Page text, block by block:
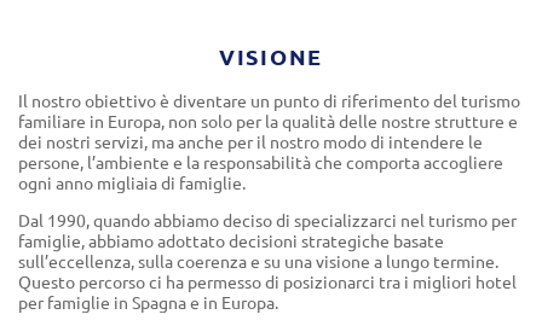
VISIONE
Il nostro obiettivo è diventare un punto di riferimento del turismo
familiare in Europa, non solo per la qualità delle nostre strutture e
dei nostri servizi, ma anche per il nostro modo di intendere le
persone, l’ambiente e la responsabilità che comporta accogliere
ogni anno migliaia di famiglie.
Dal 1990, quando abbiamo deciso di specializzarci nel turismo per
famiglie, abbiamo adottato decisioni strategiche basate
sull’eccellenza, sulla coerenza e su una visione a lungo termine.
Questo percorso ci ha permesso di posizionarci tra i migliori hotel
per famiglie in Spagna e in Europa.